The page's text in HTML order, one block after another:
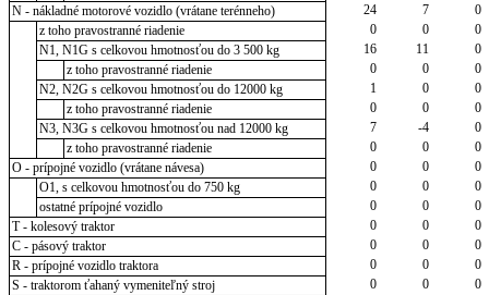
N - nákladné motorové vozidlo (vrátane terénneho)
24 7
0
z toho pravostranné riadenie
0 0
0
N1, N1G s celkovou hmotnosťou do 3 500 kg
16 11
0
z toho pravostranné riadenie
0 0
0
N2, N2G s celkovou hmotnosťou do 12000 kg
1 0
0
z toho pravostranné riadenie
0 0
0
N3, N3G s celkovou hmotnosťou nad 12000 kg
7 -4
0
z toho pravostranné riadenie
0 0
0
O - prípojné vozidlo (vrátane návesa)
0 0
0
O1, s celkovou hmotnosťou do 750 kg
0 0
0
ostatné prípojné vozidlo
0 0
0
T - kolesový traktor
0 0
0
C - pásový traktor
0 0
0
R - prípojné vozidlo traktora
0 0
0
S - traktorom ťahaný vymeniteľný stroj
0 0
0